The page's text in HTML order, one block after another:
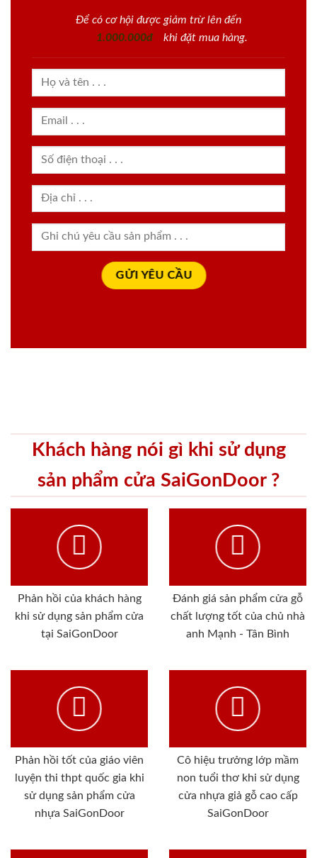
Để có cơ hội được giảm trừ lên đến
1.000.000đ
khi đặt mua hàng.
Khách hàng nói gì khi sử dụng
sản phẩm cửa SaiGonDoor ?
Phản hồi của khách hàng
khi sử dụng sản phẩm cửa
tại SaiGonDoor
Đánh giá sản phẩm cửa gỗ
chất lượng tốt của chủ nhà
anh Mạnh - Tân Bình
Phản hồi tốt của giáo viên
luyện thi thpt quốc gia khi
sử dụng sản phẩm cửa
nhựa SaiGonDoor
Cô hiệu trưởng lớp mầm
non tuổi thơ khi sử dụng
cửa nhựa giả gỗ cao cấp
SaiGonDoor